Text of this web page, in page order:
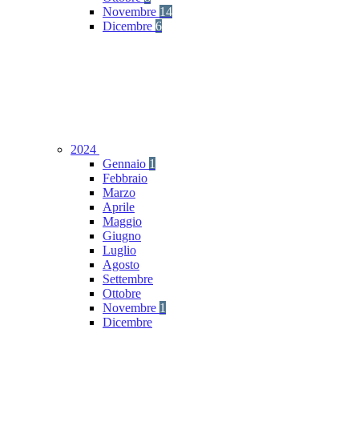
Novembre 14
Dicembre 6
2024
Gennaio 1
Febbraio
Marzo
Aprile
Maggio
Giugno
Luglio
Agosto
Settembre
Ottobre
Novembre 1
Dicembre